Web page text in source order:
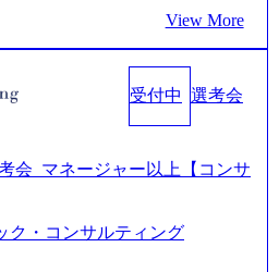
、ヘルスケアな業界は広げてい
という他社にはない制度 ワンプ
※枠が限られておりますので、
できない可能性がございます ※
、1dayではなく通常選考での
● 面接(1次・最終を一度の面
きます。 ● 一日で最終面接ま
View More
受付中 選考会
会_マネージャー以上【コンサ
ク・コンサルティング